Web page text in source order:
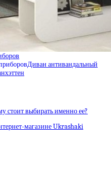
Диван антивандальный
стоит выбирать именно ее?
магазине Ukrashaki